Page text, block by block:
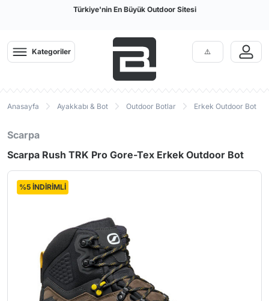
Türkiye'nin En Büyük Outdoor Sitesi
Kategoriler
Anasayfa Ayakkabı & Bot Outdoor Botlar Erkek Outdoor Bot
Scarpa
Scarpa Rush TRK Pro Gore-Tex Erkek Outdoor Bot
%5 İNDİRİMLİ